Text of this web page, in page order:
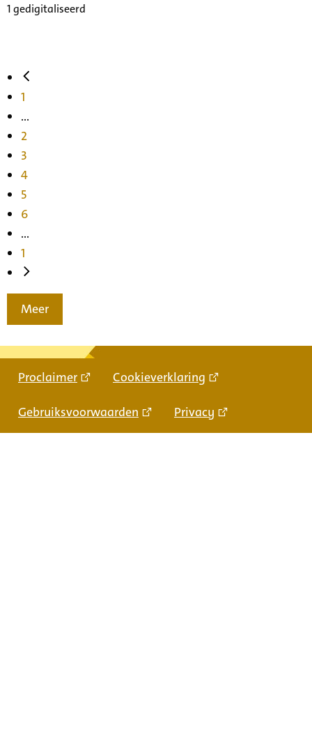
1 gedigitaliseerd
1
...
2
3
4
5
6
...
1
Meer
Proclaimer Cookieverklaring
Gebruiksvoorwaarden Privacy